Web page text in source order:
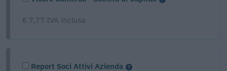
€ 7,77 IVA inclusa
Report Soci Attivi Azienda